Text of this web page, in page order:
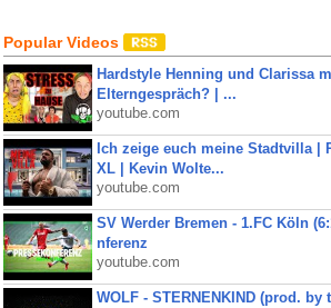
Popular Videos
Hardstyle Henning und Clarissa
Elterngespräch? | ...
youtube.com
Ich zeige euch meine Stadtvilla |
XL | Kevin Wolte...
youtube.com
SV Werder Bremen - 1.FC Köln
nferenz
youtube.com
WOLF - STERNENKIND (prod. by